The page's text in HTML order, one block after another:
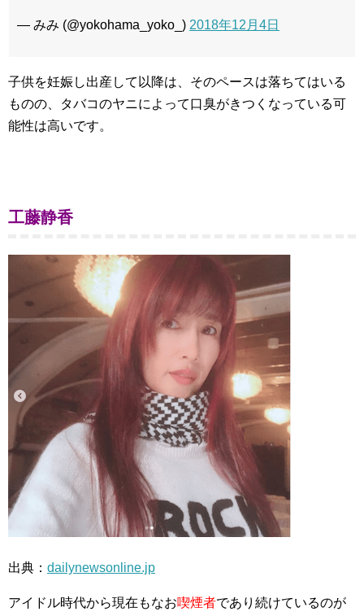
— みみ (@yokohama_yoko_) 2018年12月4日
子供を妊娠し出産して以降は、そのペースは落ちてはいる
ものの、タバコのヤニによって口臭がきつくなっている可
能性は高いです。
工藤静香
出典： dailynewsonline.jp
アイドル時代から現在もなお喫煙者であり続けているのが